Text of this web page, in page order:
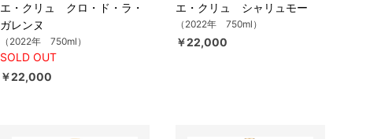
エ・クリュ クロ・ド・ラ・
ガレンヌ
（2022年 750ml）
SOLD OUT
￥22,000
エ・クリュ シャリュモー
（2022年 750ml）
￥22,000